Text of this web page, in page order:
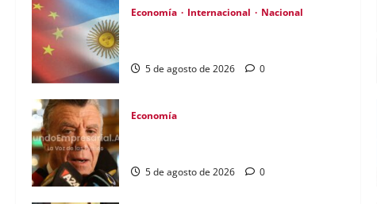
Economía Internacional Nacional
5 de agosto de 2026 0
Economía
5 de agosto de 2026 0